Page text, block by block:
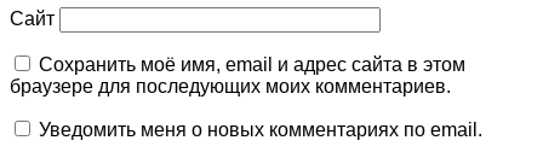
Сайт
Сохранить моё имя, email и адрес сайта в этом
браузере для последующих моих комментариев.
Уведомить меня о новых комментариях по email.